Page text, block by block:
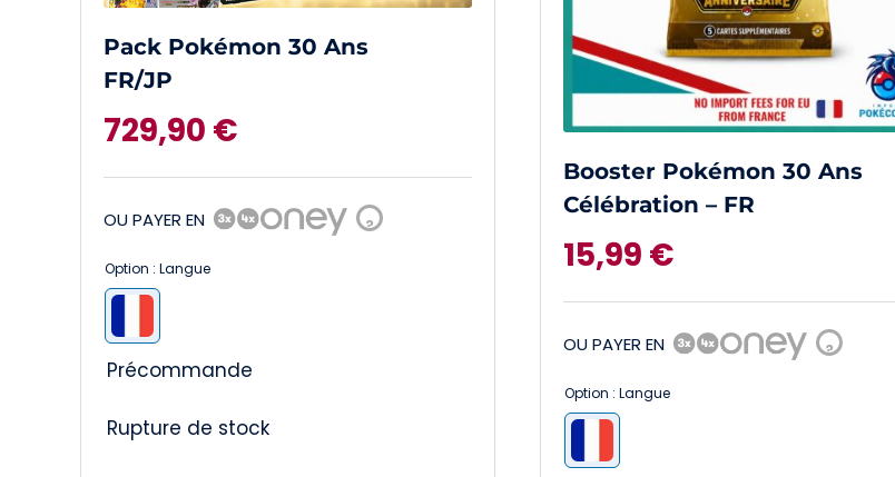
Pack Pokémon 30 Ans
FR/JP
729,90 €
OU PAYER EN ?
Option : Langue
Précommande
Rupture de stock
Booster Pokémon 30 Ans
Célébration – FR
15,99 €
OU PAYER EN ?
Option : Langue